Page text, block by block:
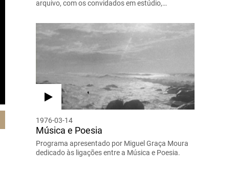
arquivo, com os convidados em estúdio,…
1976-03-14
Música e Poesia
Programa apresentado por Miguel Graça Moura
dedicado às ligações entre a Música e Poesia.